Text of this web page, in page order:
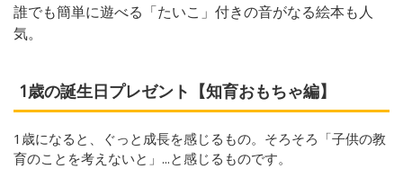
誰でも簡単に遊べる「たいこ」付きの音がなる絵本も人
気。
1歳の誕生日プレゼント【知育おもちゃ編】
1歳になると、ぐっと成長を感じるもの。そろそろ「子供の教
育のことを考えないと」...と感じるものです。